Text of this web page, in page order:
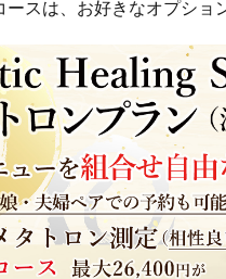
スは、お好きなオプショ